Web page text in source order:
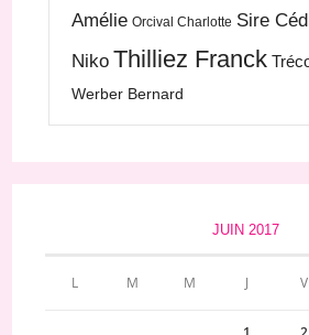
Amélie Orcival Charlotte Sire
Niko Thilliez Franck
Werber Bernard
JUIN 2017
L M M J V